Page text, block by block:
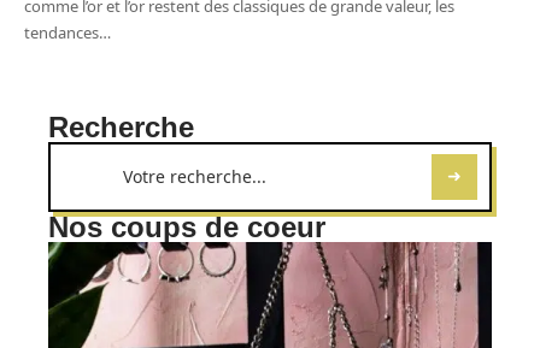
comme l’or et l’or restent des classiques de grande valeur, les
tendances…
Recherche
Nos coups de coeur